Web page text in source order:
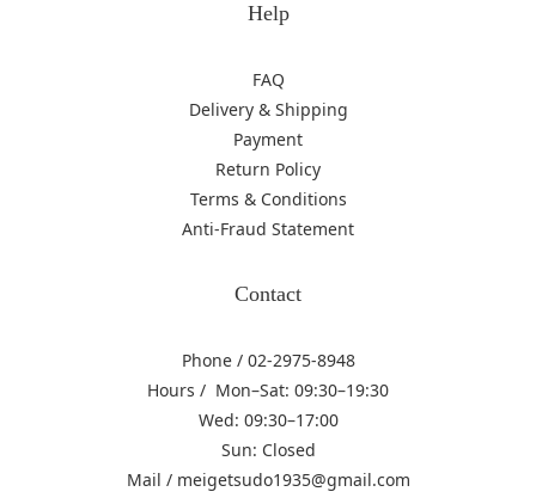
Help
FAQ
Delivery & Shipping
Payment
Return Policy
Terms & Conditions
Anti-Fraud Statement
Contact
Phone / 02-2975-8948
Hours / Mon–Sat: 09:30–19:30
Wed: 09:30–17:00
Sun: Closed
Mail / meigetsudo1935@gmail.com